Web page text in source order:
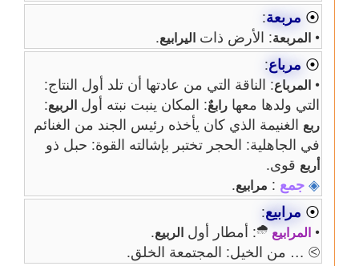
⦿ مربعة:
• المربعة: الأرض ذات اليرابيع.
⦿ مرباع:
• المرباع: الناقة التي من عادتها أن تلد أول النتاج:
التي ولدها معها رابعٌ: المكان ينبت نبته أول الربيع:
ربعالغنيمة الذي كان يأخذه رئيس الجند من الغنائم
في الجاهلية: الحجر تختبر بإشالته القوة: حبل ذو
أربعقوى.
◈ جمع : مرابيع.
⦿ مرابيع:
• المرابيع 🌧: أمطار أول الربيع.
⧁ … من الخيل: المجتمعة الخلق.